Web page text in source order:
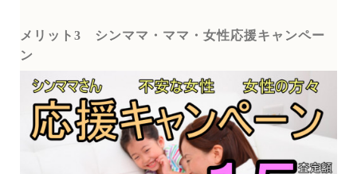
メリット3
シンママ・ママ・女性応援キャンペー
ン